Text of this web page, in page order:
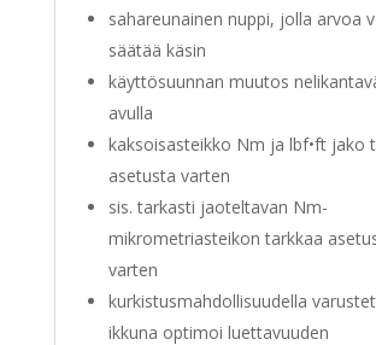
sahareunainen nuppi, jolla arvoa
säätää käsin
käyttösuunnan muutos
avulla
kaksoisasteikko Nm ja lbf•ft jako
asetusta varten
sis. tarkasti jaoteltavan Nm-
mikrometriasteikon tarkkaa
varten
kurkistusmahdollisuudella
ikkuna optimoi luettavuuden